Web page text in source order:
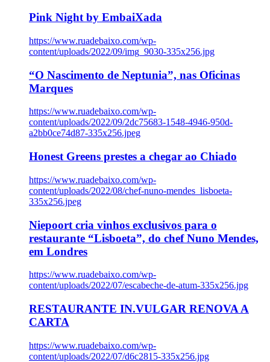
Pink Night by EmbaiXada
https://www.ruadebaixo.com/wp-
content/uploads/2022/09/img_9030-335x256.jpg
“O Nascimento de Neptunia”, nas Oficinas
Marques
https://www.ruadebaixo.com/wp-
content/uploads/2022/09/2dc75683-1548-4946-950d-
a2bb0ce74d87-335x256.jpeg
Honest Greens prestes a chegar ao Chiado
https://www.ruadebaixo.com/wp-
content/uploads/2022/08/chef-nuno-mendes_lisboeta-
335x256.jpeg
Niepoort cria vinhos exclusivos para o
restaurante “Lisboeta”, do chef Nuno Mendes,
em Londres
https://www.ruadebaixo.com/wp-
content/uploads/2022/07/escabeche-de-atum-335x256.jpg
RESTAURANTE IN.VULGAR RENOVA A
CARTA
https://www.ruadebaixo.com/wp-
content/uploads/2022/07/d6c2815-335x256.jpg